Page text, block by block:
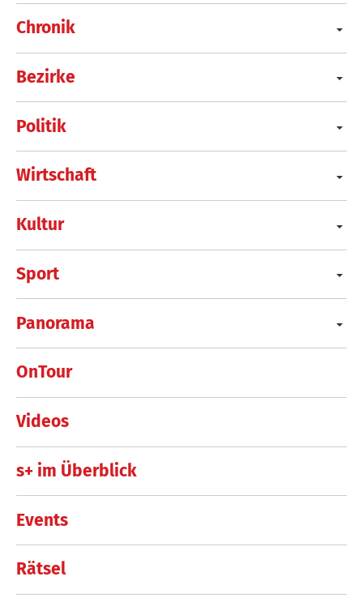
Chronik
Bezirke
Politik
Wirtschaft
Kultur
Sport
Panorama
OnTour
Videos
s+ im Überblick
Events
Rätsel